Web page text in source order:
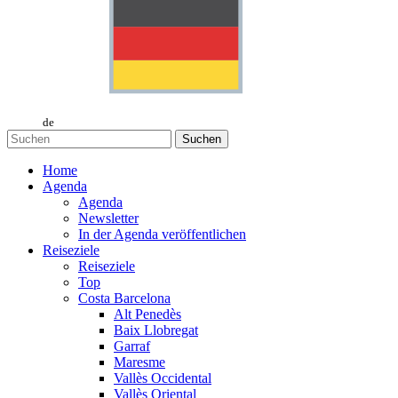
de
Suchen
Home
Agenda
Agenda
Newsletter
In der Agenda veröffentlichen
Reiseziele
Reiseziele
Top
Costa Barcelona
Alt Penedès
Baix Llobregat
Garraf
Maresme
Vallès Occidental
Vallès Oriental